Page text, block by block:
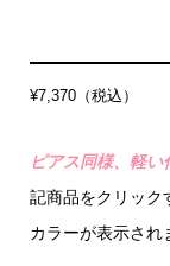
¥7,370（税込）
ピアス同様、軽い
記商品をクリック
カラーが表示され